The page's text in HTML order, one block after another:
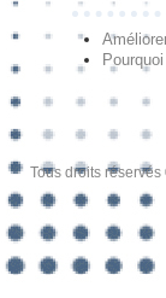
Tous droits